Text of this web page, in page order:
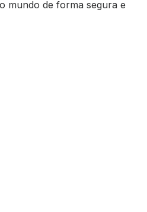
mundo de forma segura e